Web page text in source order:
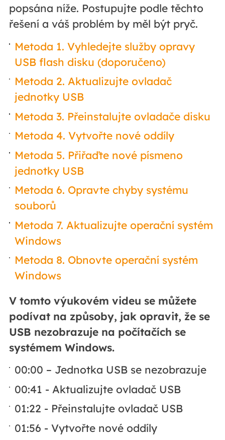
popsána níže. Postupujte podle těchto
řešení a váš problém by měl být pryč.
Metoda 1. Vyhledejte služby opravy
USB flash disku (doporučeno)
Metoda 2. Aktualizujte ovladač
jednotky USB
Metoda 3. Přeinstalujte ovladače disku
Metoda 4. Vytvořte nové oddíly
Metoda 5. Přiřaďte nové písmeno
jednotky USB
Metoda 6. Opravte chyby systému
souborů
Metoda 7. Aktualizujte operační systém
Windows
Metoda 8. Obnovte operační systém
Windows
V tomto výukovém videu se můžete
podívat na způsoby, jak opravit, že se
USB nezobrazuje na počítačích se
systémem Windows.
00:00 – Jednotka USB se nezobrazuje
00:41 - Aktualizujte ovladač USB
01:22 - Přeinstalujte ovladač USB
01:56 - Vytvořte nové oddíly